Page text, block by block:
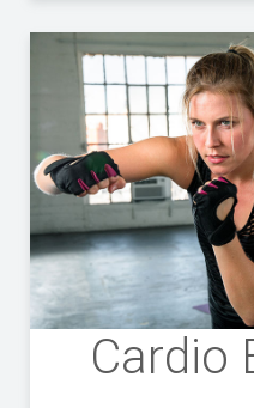
Cardio